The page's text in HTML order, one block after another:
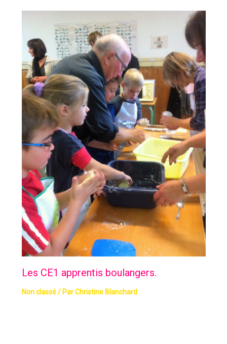
Les CE1 apprentis boulangers.
Non classé/ ParChristine Blanchard